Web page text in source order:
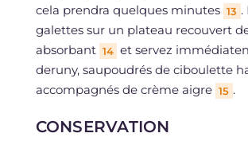
cela prendra quelques minutes 13 .
galettes sur un plateau recouvert
absorbant 14 et servez
deruny, saupoudrés de ciboulette
accompagnés de crème aigre 15 .
CONSERVATION